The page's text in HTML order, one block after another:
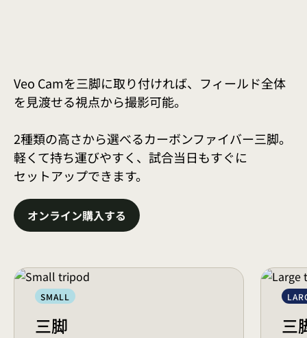
Veo Camを三脚に取り付ければ、フィールド全体
を見渡せる視点から撮影可能。
2種類の高さから選べるカーボンファイバー三脚。
軽くて持ち運びやすく、試合当日もすぐに
セットアップできます。
オンライン購入する
SMALL
三脚 三